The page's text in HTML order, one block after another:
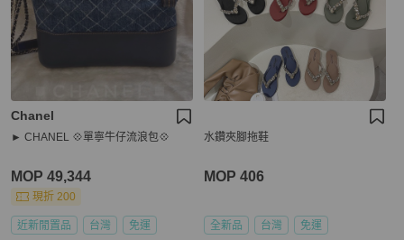
Chanel
► CHANEL 💠單寧牛仔流浪包💠
MOP 49,344
現折 200
近新閒置品 台灣 免運
水鑽夾腳拖鞋
MOP 406
全新品 台灣 免運